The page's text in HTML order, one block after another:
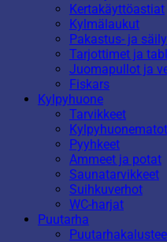
Kertakäyttöastiat
Kylmälaukut
Pakastus- ja
Tarjottimet ja
Juomapullot ja
Fiskars
Kylpyhuone
Tarvikkeet
Kylpyhuonematot
Pyyhkeet
Ammeet ja potat
Saunatarvikkeet
Suihkuverhot
WC-harjat
Puutarha